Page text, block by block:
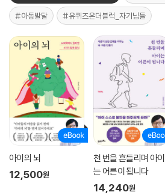
#아동발달 #유퀴즈온더블럭_자기님들
아이의 뇌
12,500원
천 번을 흔들리며 아이
는 어른이 됩니다
14,240원